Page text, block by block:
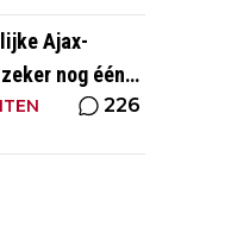
Ajax-
nog één
226